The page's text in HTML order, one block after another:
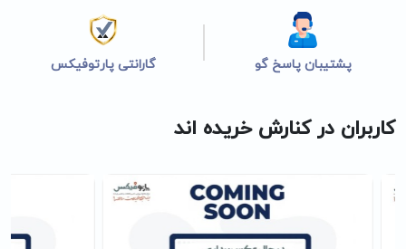
پشتیبان پاسخ گو گارانتی پارتوفیکس
کاربران در کنارش خریده اند